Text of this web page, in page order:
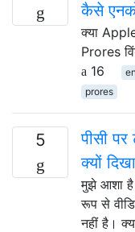
कैसे
क्या
Prores
16
prores
5
पीसी पर
क्यों
मुझे आशा है
रूप से
नहीं है।